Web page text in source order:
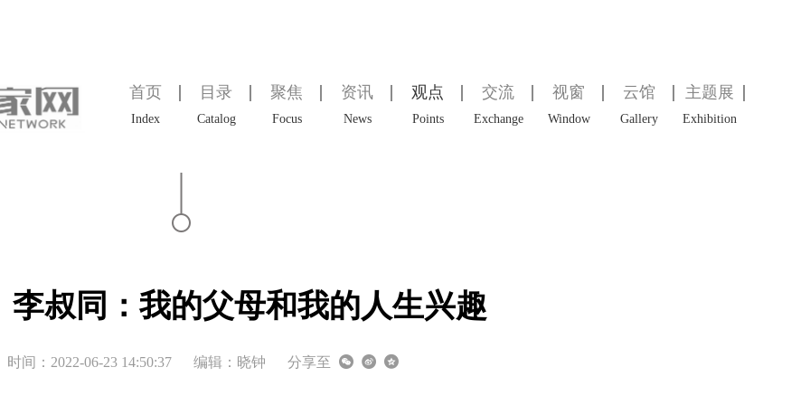
首页
Index
目录
Catalog
聚焦
Focus
资讯
News
观点
Points
交流
Exchange
视窗
Window
云馆
Gallery
主题展
Exhibition
李叔同：我的父母和我的人生兴趣
时间：2022-06-23 14:50:37 编辑：晓钟 分享至